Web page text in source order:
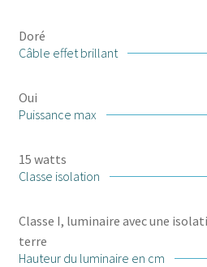
Doré
Câble effet brillant
Oui
Puissance max
15 watts
Classe isolation
Classe I, luminaire avec une
terre
Hauteur du luminaire en cm